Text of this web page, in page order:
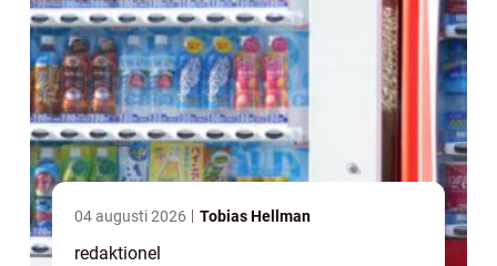
04 augusti 2026 Tobias Hellman
redaktionel